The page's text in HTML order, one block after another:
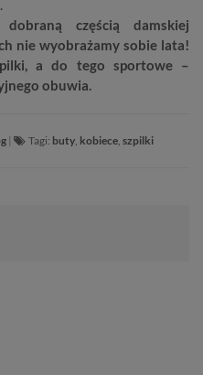
częścią damskiej
nie wyobrażamy sobie lata!
a do tego sportowe –
obuwia.
| Tagi: buty, kobiece, szpilki